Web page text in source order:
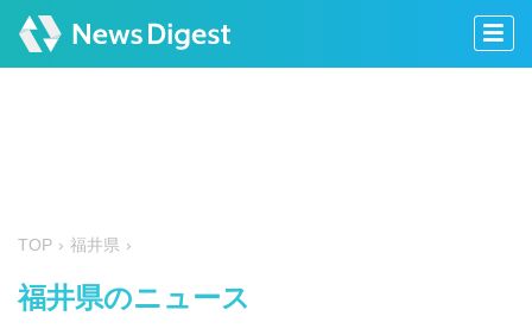
TOP 福井県
福井県のニュース